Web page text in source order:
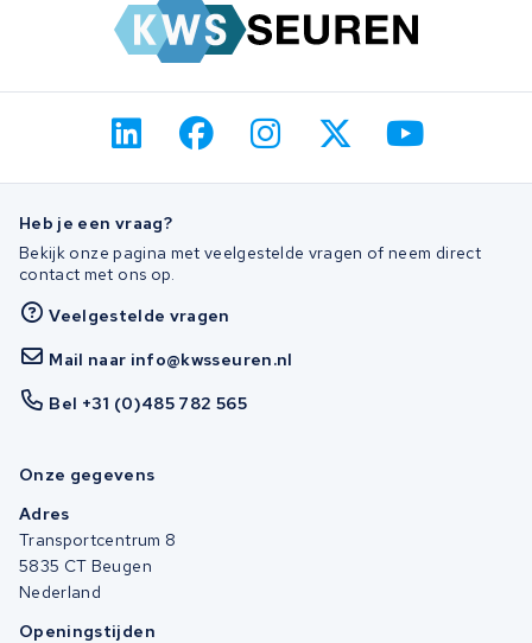
Heb je een vraag?
Bekijk onze pagina met veelgestelde vragen of neem direct
contact met ons op.
Veelgestelde vragen
Mail naar info@kwsseuren.nl
Bel +31 (0)485 782 565
Onze gegevens
Adres
Transportcentrum 8
5835 CT Beugen
Nederland
Openingstijden